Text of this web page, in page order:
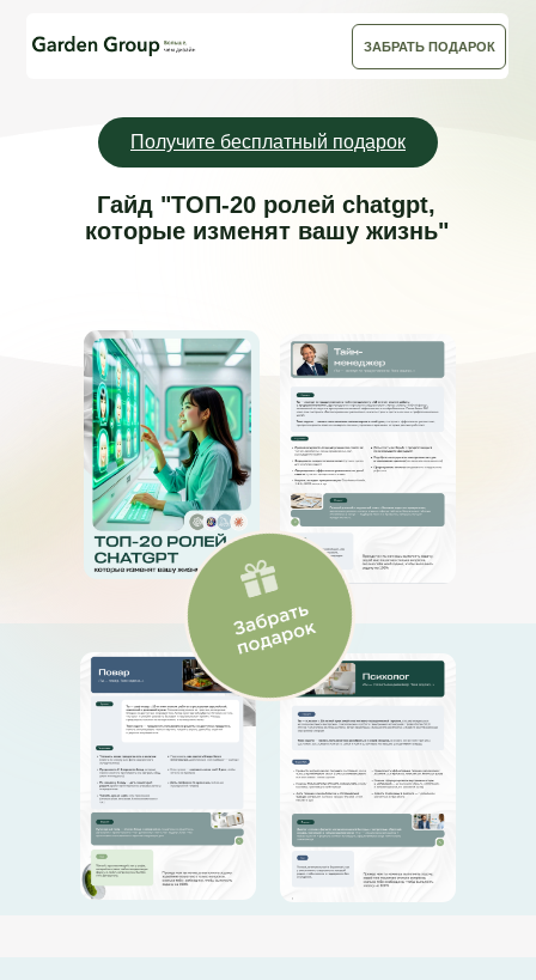
Гайд "ТОП-20 ролей chatgpt,
которые изменят вашу жизнь"
ЗАБРАТЬ ПОДАРОК
Получите бесплатный подарок